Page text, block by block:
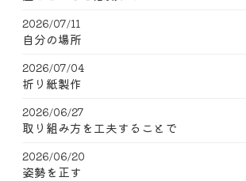
2026/07/11
自分の場所
2026/07/04
折り紙製作
2026/06/27
取り組み方を工夫することで
2026/06/20
姿勢を正す